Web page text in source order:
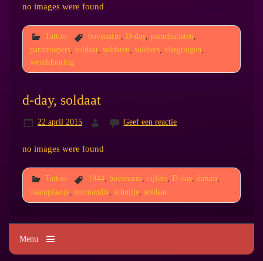
no images were found
Tattoo bovenarm, D-day, parachutisten,
paratroepers, soldaat, soldaten soldiers, vliegtuigen
wereldoorlog
d-day, soldaat
22 april 2015 Geef een reactie
no images were found
Tattoo 1944, bovenarm, cijfers, D-day, datum,
naamplaatje, normandie, schuitje, soldaat
Menu